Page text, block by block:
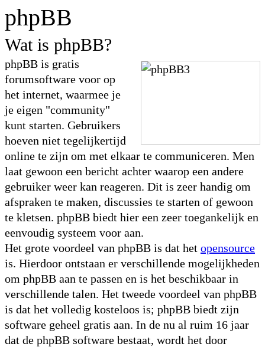
phpBB
Wat is phpBB?
phpBB is gratis
forumsoftware voor op
het internet, waarmee je
je eigen "community"
kunt starten. Gebruikers
hoeven niet tegelijkertijd
online te zijn om met elkaar te communiceren. Men
laat gewoon een bericht achter waarop een andere
gebruiker weer kan reageren. Dit is zeer handig om
afspraken te maken, discussies te starten of gewoon
te kletsen. phpBB biedt hier een zeer toegankelijk en
eenvoudig systeem voor aan.
Het grote voordeel van phpBB is dat het opensource
is. Hierdoor ontstaan er verschillende mogelijkheden
om phpBB aan te passen en is het beschikbaar in
verschillende talen. Het tweede voordeel van phpBB
is dat het volledig kosteloos is; phpBB biedt zijn
software geheel gratis aan. In de nu al ruim 16 jaar
dat de phpBB software bestaat, wordt het door